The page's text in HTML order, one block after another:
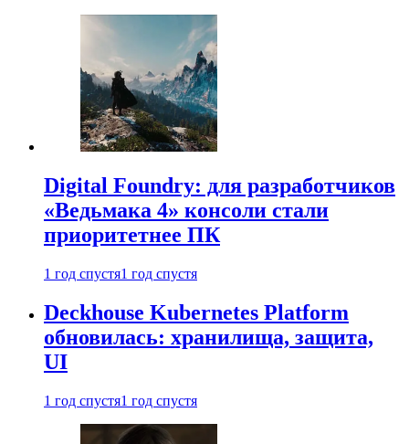
Digital Foundry: для разработчиков
«Ведьмака 4» консоли стали
приоритетнее ПК
1 год спустя1 год спустя
Deckhouse Kubernetes Platform
обновилась: хранилища, защита,
UI
1 год спустя1 год спустя